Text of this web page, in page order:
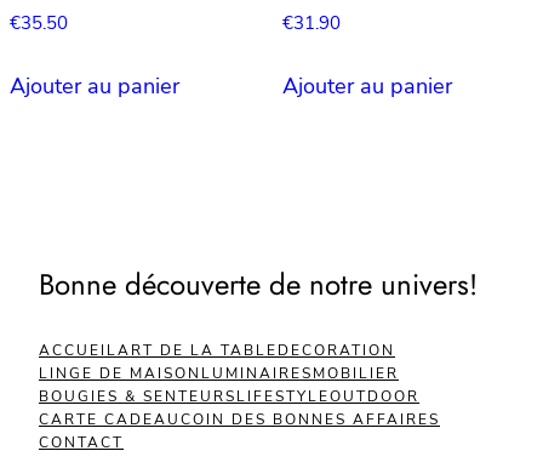
€35.50
Ajouter au panier
€31.90
Ajouter au panier
Bonne découverte de notre univers!
ACCUEILART DE LA TABLEDECORATION
LINGE DE MAISON LUMINAIRESMOBILIER
BOUGIES & SENTEURSLIFESTYLEOUTDOOR
CARTE CADEAUCOIN DES BONNES AFFAIRES
CONTACT